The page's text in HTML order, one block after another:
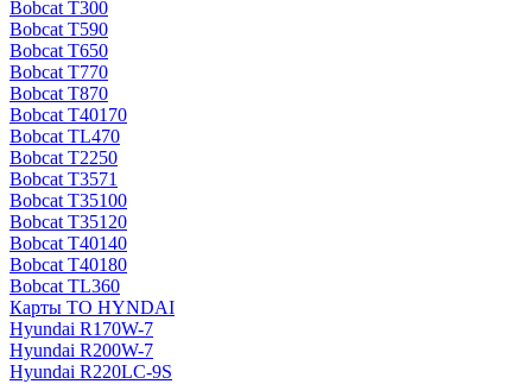
Bobcat T300
Bobcat T590
Bobcat T650
Bobcat T770
Bobcat T870
Bobcat T40170
Bobcat TL470
Bobcat Т2250
Bobcat Т3571
Bobcat Т35100
Bobcat Т35120
Bobcat Т40140
Bobcat Т40180
Bobcat ТL360
Карты ТО HYNDAI
Hyundai R170W-7
Hyundai R200W-7
Hyundai R220LC-9S